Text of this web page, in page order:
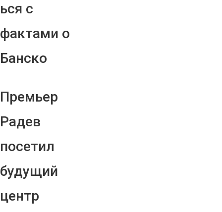
ься с
фактами о
Банско
Премьер
Радев
посетил
будущий
центр